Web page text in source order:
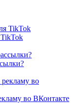
TikTok
во ВКонтакте